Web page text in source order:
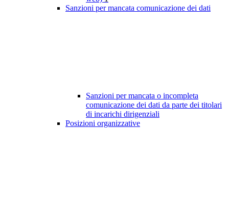
Sanzioni per mancata comunicazione dei dati
Sanzioni per mancata o incompleta
comunicazione dei dati da parte dei titolari
di incarichi dirigenziali
Posizioni organizzative